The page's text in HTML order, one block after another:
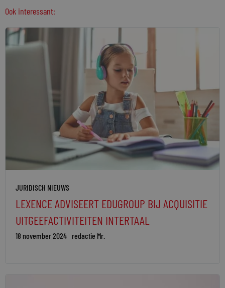
Ook interessant:
JURIDISCH NIEUWS
LEXENCE ADVISEERT EDUGROUP BIJ ACQUISITIE
UITGEEFACTIVITEITEN INTERTAAL
18 november 2024 redactie Mr.